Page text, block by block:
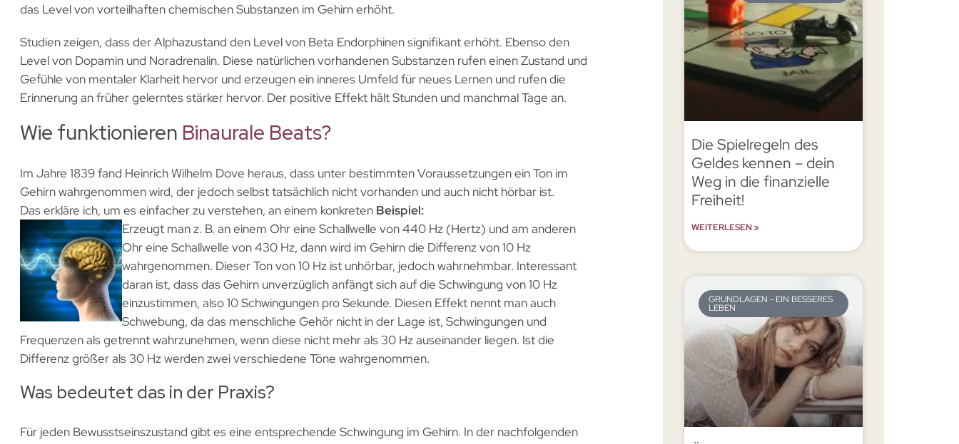
das Level von vorteilhaften chemischen Substanzen im Gehirn erhöht.
Studien zeigen, dass der Alphazustand den Level von Beta Endorphinen signifikant erhöht. Ebenso den
Level von Dopamin und Noradrenalin. Diese natürlichen vorhandenen Substanzen rufen einen Zustand und
Gefühle von mentaler Klarheit hervor und erzeugen ein inneres Umfeld für neues Lernen und rufen die
Erinnerung an früher gelerntes stärker hervor. Der positive Effekt hält Stunden und manchmal Tage an.
Wie funktionieren Binaurale Beats?
Im Jahre 1839 fand Heinrich Wilhelm Dove heraus, dass unter bestimmten Voraussetzungen ein Ton im
Gehirn wahrgenommen wird, der jedoch selbst tatsächlich nicht vorhanden und auch nicht hörbar ist.
Das erkläre ich, um es einfacher zu verstehen, an einem konkreten Beispiel:
Erzeugt man z. B. an einem Ohr eine Schallwelle von 440 Hz (Hertz) und am anderen
Ohr eine Schallwelle von 430 Hz, dann wird im Gehirn die Differenz von 10 Hz
wahrgenommen. Dieser Ton von 10 Hz ist unhörbar, jedoch wahrnehmbar. Interessant
daran ist, dass das Gehirn unverzüglich anfängt sich auf die Schwingung von 10 Hz
einzustimmen, also 10 Schwingungen pro Sekunde. Diesen Effekt nennt man auch
Schwebung, da das menschliche Gehör nicht in der Lage ist, Schwingungen und
Frequenzen als getrennt wahrzunehmen, wenn diese nicht mehr als 30 Hz auseinander liegen. Ist die
Differenz größer als 30 Hz werden zwei verschiedene Töne wahrgenommen.
Was bedeutet das in der Praxis?
Für jeden Bewusstseinszustand gibt es eine entsprechende Schwingung im Gehirn. In der nachfolgenden
Die Spielregeln des
Geldes kennen – dein
Weg in die finanzielle
Freiheit!
WEITERLESEN »
GRUNDLAGEN - EIN BESSERES
LEBEN